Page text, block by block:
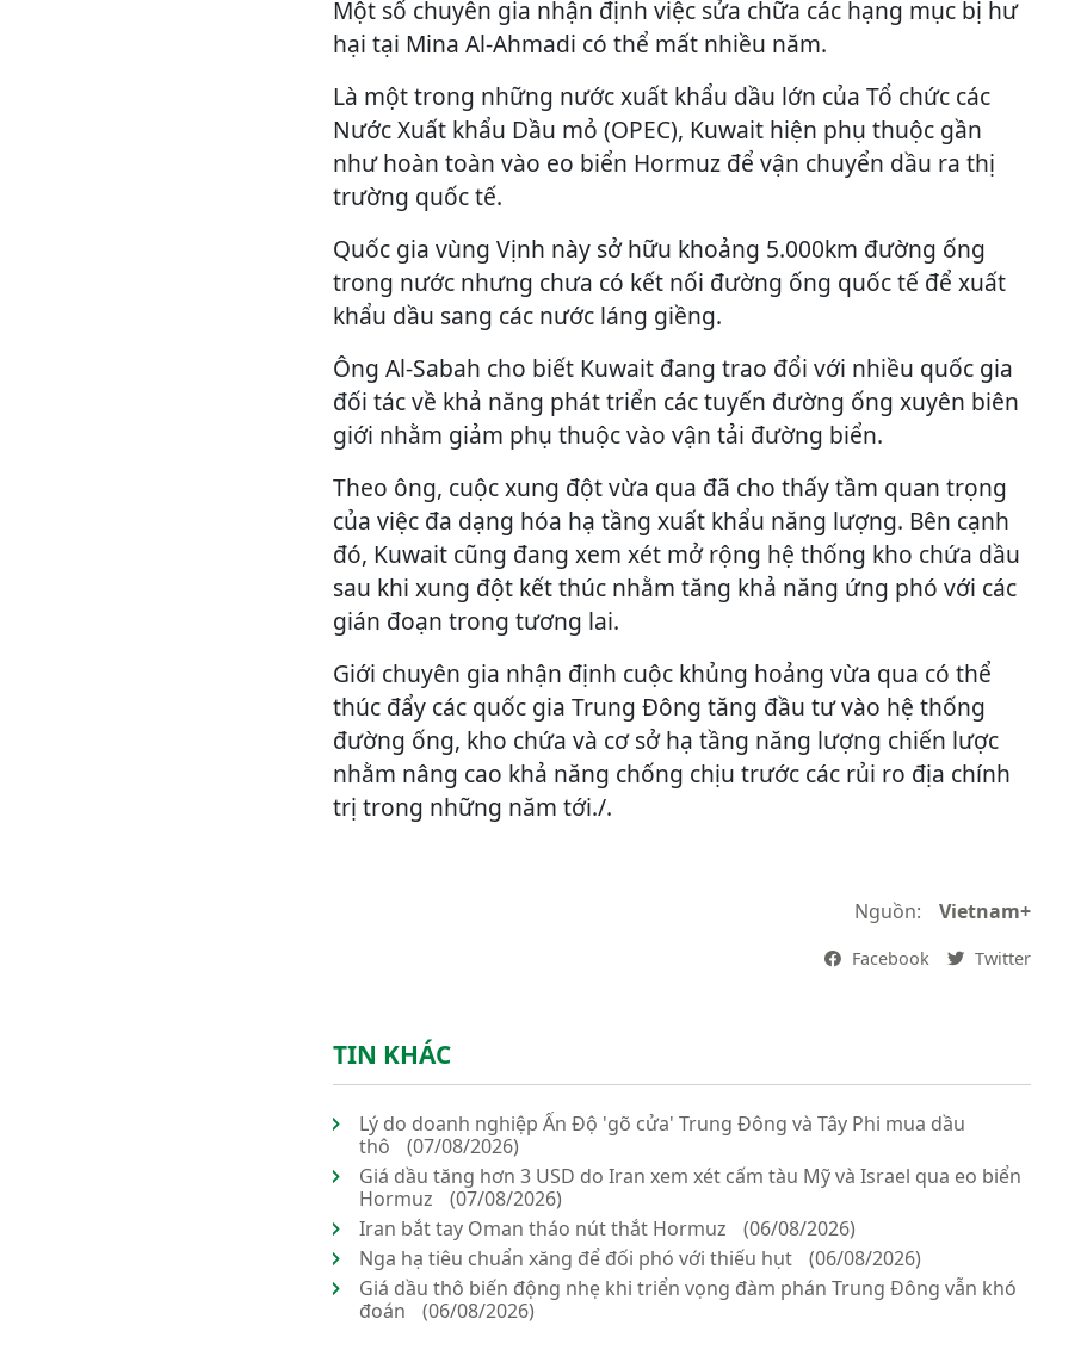
Một số chuyên gia nhận định việc sửa chữa các hạng mục bị hư
hại tại Mina Al-Ahmadi có thể mất nhiều năm.
Là một trong những nước xuất khẩu dầu lớn của Tổ chức các
Nước Xuất khẩu Dầu mỏ (OPEC), Kuwait hiện phụ thuộc gần
như hoàn toàn vào eo biển Hormuz để vận chuyển dầu ra thị
trường quốc tế.
Quốc gia vùng Vịnh này sở hữu khoảng 5.000km đường ống
trong nước nhưng chưa có kết nối đường ống quốc tế để xuất
khẩu dầu sang các nước láng giềng.
Ông Al-Sabah cho biết Kuwait đang trao đổi với nhiều quốc gia
đối tác về khả năng phát triển các tuyến đường ống xuyên biên
giới nhằm giảm phụ thuộc vào vận tải đường biển.
Theo ông, cuộc xung đột vừa qua đã cho thấy tầm quan trọng
của việc đa dạng hóa hạ tầng xuất khẩu năng lượng. Bên cạnh
đó, Kuwait cũng đang xem xét mở rộng hệ thống kho chứa dầu
sau khi xung đột kết thúc nhằm tăng khả năng ứng phó với các
gián đoạn trong tương lai.
Giới chuyên gia nhận định cuộc khủng hoảng vừa qua có thể
thúc đẩy các quốc gia Trung Đông tăng đầu tư vào hệ thống
đường ống, kho chứa và cơ sở hạ tầng năng lượng chiến lược
nhằm nâng cao khả năng chống chịu trước các rủi ro địa chính
trị trong những năm tới./.
Nguồn: Vietnam+
Facebook Twitter
TIN KHÁC
Lý do doanh nghiệp Ấn Độ 'gõ cửa' Trung Đông và Tây Phi mua dầu
thô
(07/08/2026)
Giá dầu tăng hơn 3 USD do Iran xem xét cấm tàu Mỹ và Israel qua eo biển
Hormuz
(07/08/2026)
Iran bắt tay Oman tháo nút thắt Hormuz
(06/08/2026)
Nga hạ tiêu chuẩn xăng để đối phó với thiếu hụt
(06/08/2026)
Giá dầu thô biến động nhẹ khi triển vọng đàm phán Trung Đông vẫn khó
đoán
(06/08/2026)